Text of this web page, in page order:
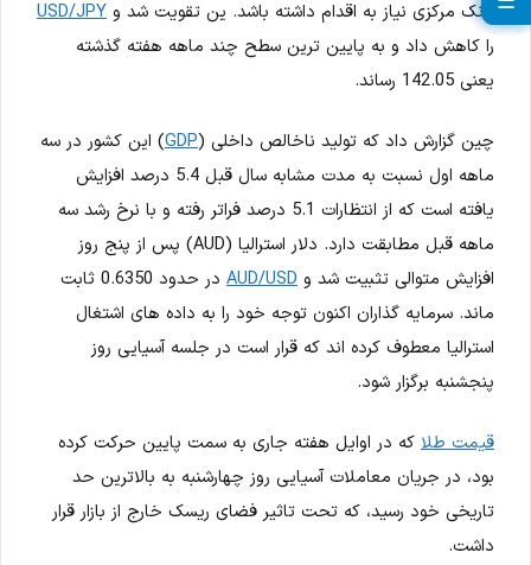
بانک مرکزی نیاز به اقدام داشته باشد. ین تقویت شد و USD/JPY
را کاهش داد و به پایین ترین سطح چند ماهه هفته گذشته
یعنی 142.05 رساند.
چین گزارش داد که تولید ناخالص داخلی (GDP) این کشور در سه
ماهه اول نسبت به مدت مشابه سال قبل 5.4 درصد افزایش
یافته است که از انتظارات 5.1 درصد فراتر رفته و با نرخ رشد سه
ماهه قبل مطابقت دارد. دلار استرالیا (AUD) پس از پنج روز
افزایش متوالی تثبیت شد و AUD/USD
در حدود 0.6350 ثابت
ماند. سرمایه گذاران اکنون توجه خود را به داده های اشتغال
استرالیا معطوف کرده اند که قرار است در جلسه آسیایی روز
پنجشنبه برگزار شود.
قیمت طلا که در اوایل هفته جاری به سمت پایین حرکت کرده
بود، در جریان معاملات آسیایی روز چهارشنبه به بالاترین حد
تاریخی خود رسید، که تحت تاثیر فضای ریسک خارج از بازار قرار
داشت.